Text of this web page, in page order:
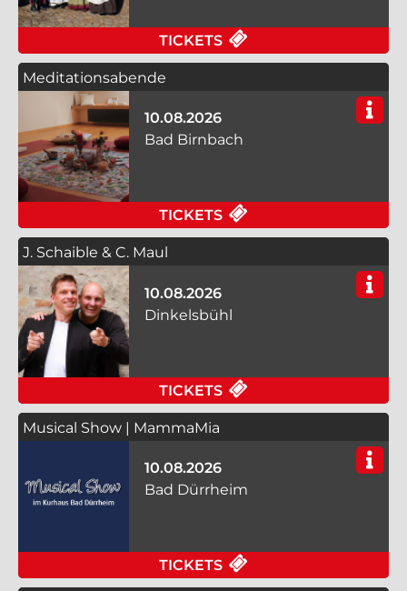
TICKETS
Meditationsabende
10.08.2026
Bad Birnbach
TICKETS
J. Schaible & C. Maul
10.08.2026
Dinkelsbühl
TICKETS
Musical Show | MammaMia
10.08.2026
Bad Dürrheim
TICKETS